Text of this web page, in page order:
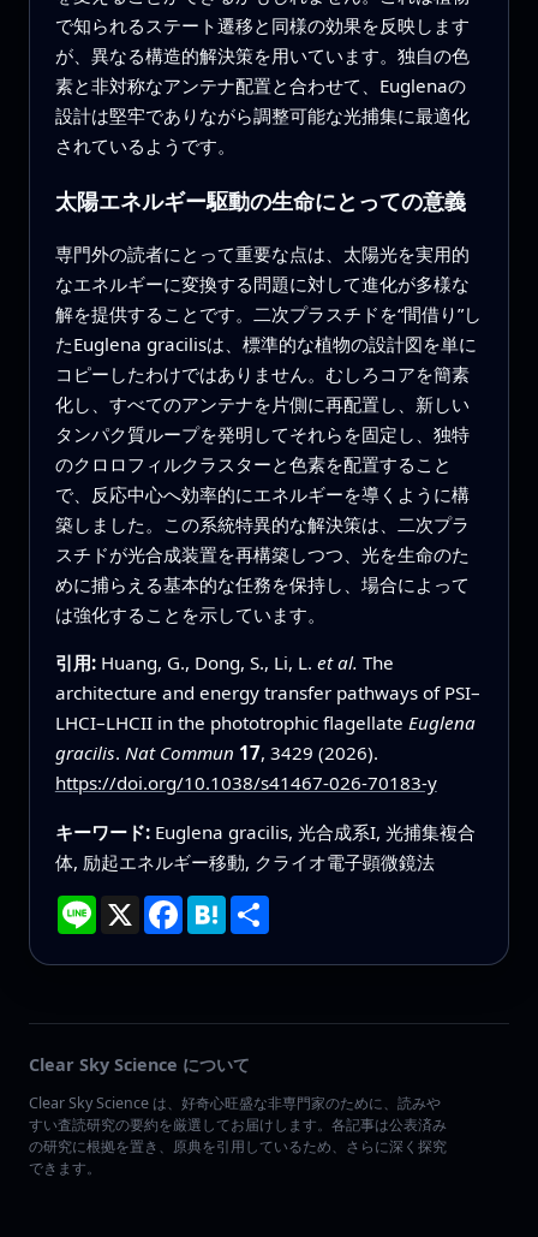
で知られるステート遷移と同様の効果を反映します
が、異なる構造的解決策を用いています。独自の色
素と非対称なアンテナ配置と合わせて、Euglenaの
設計は堅牢でありながら調整可能な光捕集に最適化
されているようです。
太陽エネルギー駆動の生命にとっての意義
専門外の読者にとって重要な点は、太陽光を実用的
なエネルギーに変換する問題に対して進化が多様な
解を提供することです。二次プラスチドを“間借り”し
たEuglena gracilisは、標準的な植物の設計図を単に
コピーしたわけではありません。むしろコアを簡素
化し、すべてのアンテナを片側に再配置し、新しい
タンパク質ループを発明してそれらを固定し、独特
のクロロフィルクラスターと色素を配置すること
で、反応中心へ効率的にエネルギーを導くように構
築しました。この系統特異的な解決策は、二次プラ
スチドが光合成装置を再構築しつつ、光を生命のた
めに捕らえる基本的な任務を保持し、場合によって
は強化することを示しています。
引用: Huang, G., Dong, S., Li, L. et al. The
architecture and energy transfer pathways of PSI–
LHCI–LHCII in the phototrophic flagellate Euglena
gracilis. Nat Commun 17, 3429 (2026).
https://doi.org/10.1038/s41467-026-70183-y
キーワード: Euglena gracilis, 光合成系I, 光捕集複合
体, 励起エネルギー移動, クライオ電子顕微鏡法
Line X Facebook
Hatena
共
有
Clear Sky Science について
Clear Sky Science は、好奇心旺盛な非専門家のために、読みや
すい査読研究の要約を厳選してお届けします。各記事は公表済み
の研究に根拠を置き、原典を引用しているため、さらに深く探究
できます。